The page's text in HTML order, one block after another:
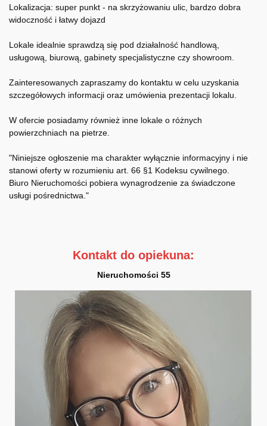
Lokalizacja: super punkt - na skrzyżowaniu ulic, bardzo dobra
widoczność i łatwy dojazd
Lokale idealnie sprawdzą się pod działalność handlową,
usługową, biurową, gabinety specjalistyczne czy showroom.
Zainteresowanych zapraszamy do kontaktu w celu uzyskania
szczegółowych informacji oraz umówienia prezentacji lokalu.
W ofercie posiadamy również inne lokale o różnych
powierzchniach na pietrze.
"Niniejsze ogłoszenie ma charakter wyłącznie informacyjny i nie
stanowi oferty w rozumieniu art. 66 §1 Kodeksu cywilnego.
Biuro Nieruchomości pobiera wynagrodzenie za świadczone
usługi pośrednictwa."
Kontakt do opiekuna:
Nieruchomości 55